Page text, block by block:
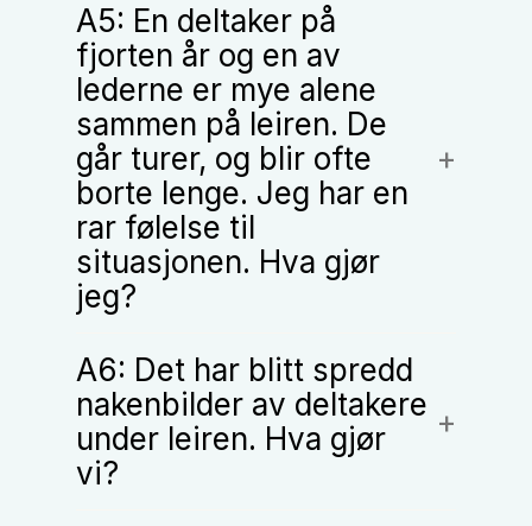
A5: En deltaker på
fjorten år og en av
lederne er mye alene
sammen på leiren. De
går turer, og blir ofte
borte lenge. Jeg har en
rar følelse til
situasjonen. Hva gjør
jeg?
A6: Det har blitt spredd
nakenbilder av deltakere
under leiren. Hva gjør
vi?